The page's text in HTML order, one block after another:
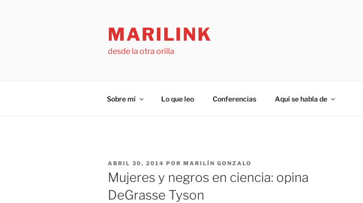
MARILINK
desde la otra orilla
Sobre mí Lo que leo Conferencias Aquí se habla de
PUBLICADO
EL
ABRIL 30, 2014 POR MARILÍN GONZALO
Mujeres y negros en ciencia: opina
DeGrasse Tyson